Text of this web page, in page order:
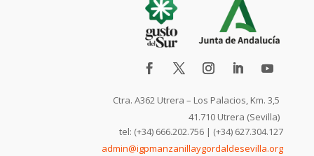
Ctra. A362 Utrera – Los Palacios, Km. 3,5
41.710 Utrera (Sevilla)
tel: (+34) 666.202.756 | (+34) 627.304.127
admin@igpmanzanillaygordaldesevilla.org